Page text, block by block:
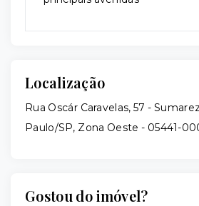
Localização
Rua Oscár Caravelas, 57 -
Paulo/SP, Zona Oeste - 05441-
Gostou do imóvel?